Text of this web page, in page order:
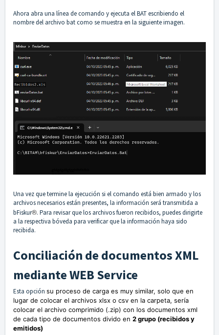
Ahora abra una línea de comando y ejecuta el BAT escribiendo el
nombre del archivo bat como se muestra en la siguiente imagen.
Una vez que termine la ejecución si el comando está bien armado y los
archivos necesarios están presentes, la información será transmitida a
bFiskur®︎. Para revisar que los archivos fueron recibidos, puedes dirigirte
a la respectiva bóveda para verificar que la información haya sido
recibida.
Conciliación de documentos XML
mediante WEB Service
Esta opción su proceso de carga es muy similar, solo que en
lugar de colocar el archivos xlsx o csv en la carpeta, sería
colocar el archivo comprimido (.zip) con los documentos xml
de cada tipo de documentos divido en 2 grupo (recibidos y
emitidos)